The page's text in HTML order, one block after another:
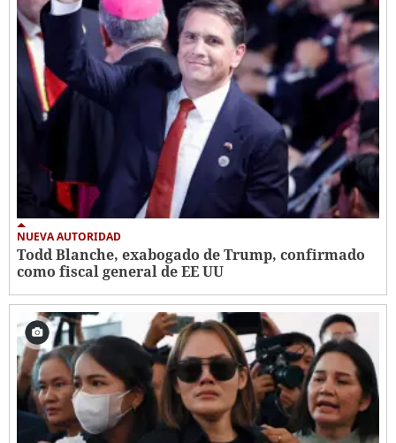
NUEVA AUTORIDAD
Todd Blanche, exabogado de Trump, confirmado
como fiscal general de EE UU